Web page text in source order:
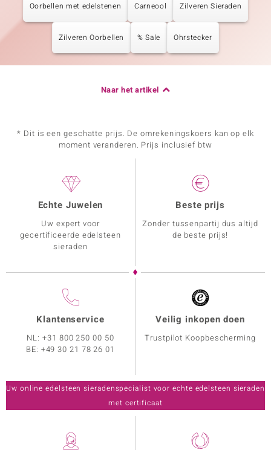
Oorbellen met edelstenen Carneool Zilveren Sieraden
Zilveren Oorbellen % Sale Ohrstecker
Naar het artikel
* Dit is een geschatte prijs. De omrekeningskoers kan op elk
moment veranderen. Prijs inclusief btw
Echte Juwelen
Uw expert voor
gecertificeerde edelsteen
sieraden
Beste prijs
Zonder tussenpartij dus altijd
de beste prijs!
Klantenservice
NL:+31 800 250 00 50
BE: +49 30 21 78 26 01
Veilig inkopen doen
Trustpilot Koopbescherming
Uw online edelsteen sieradenspecialist voor echte edelsteen sieraden
met certificaat